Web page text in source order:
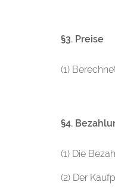
§3. Preise
(1)
§4.
(1) Die
(2) Der